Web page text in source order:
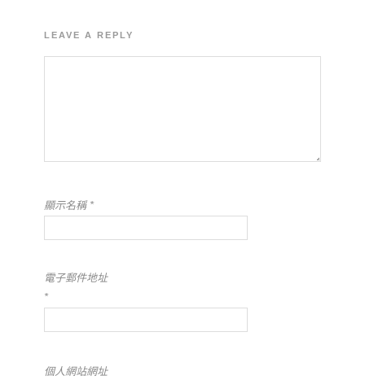
LEAVE A REPLY
顯示名稱 *
電子郵件地址
*
個人網站網址